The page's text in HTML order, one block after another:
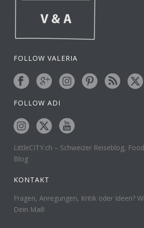
FOLLOW VALERIA
FOLLOW ADI
LittleCITY.ch – Schweizer Reiseblog,
Blog
KONTAKT
Fragen, Anregungen, Kritik oder Ideen?
Dein Mail!